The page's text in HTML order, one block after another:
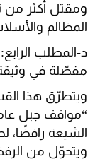
ومقتل أكثر
المظالم
د-المطلب
مفصّلة في
ويتطرّق هذا
“مواقف جبل
الشيعة رافضًا،
ويتحوّل من